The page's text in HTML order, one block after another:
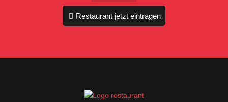
Restaurant jetzt eintragen